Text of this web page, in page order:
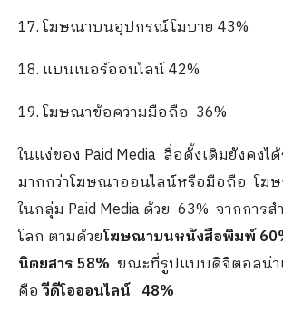
17. โฆษณาบนอุปกรณ์โมบาย 43%
18. แบนเนอร์ออนไลน์ 42%
19. โฆษณาข้อความมือถือ 36%
ในแง่ของ Paid Media สื่อดั้งเดิมยังคงไ
มากกว่าโฆษณาออนไลน์หรือมือถือ โฆ
ในกลุ่ม Paid Media ด้วย 63% จากการส
โลก ตามด้วยโฆษณาบนหนังสือพิมพ์
นิตยสาร 58% ขณะที่รูปแบบดิจิตอลน่า
คือวีดีโอออนไลน์ 48%